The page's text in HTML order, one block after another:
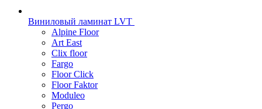
Виниловый ламинат LVT
Alpine Floor
Art East
Clix floor
Fargo
Floor Click
Floor Faktor
Moduleo
Pergo